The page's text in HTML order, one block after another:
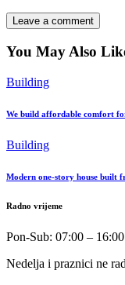
You May Also
Building
We build affordable comfort
Building
Modern one-story house built
Radno vrijeme
Pon-Sub: 07:00 – 16:00
Nedelja i praznici ne